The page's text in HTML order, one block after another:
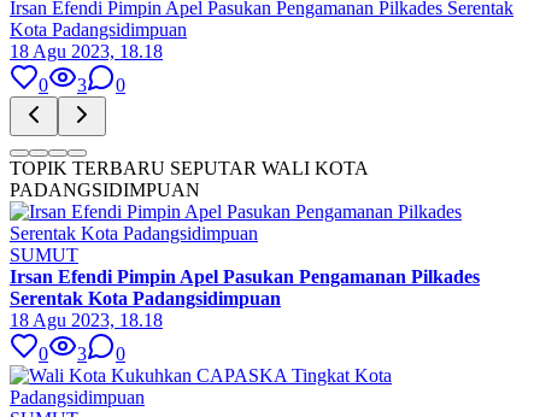
Irsan Efendi Pimpin Apel Pasukan Pengamanan Pilkades Serentak
Kota Padangsidimpuan
18 Agu 2023, 18.18
0
3 0
TOPIK TERBARU SEPUTAR WALI KOTA
PADANGSIDIMPUAN
SUMUT
Irsan Efendi Pimpin Apel Pasukan Pengamanan Pilkades
Serentak Kota Padangsidimpuan
18 Agu 2023, 18.18
0
3 0